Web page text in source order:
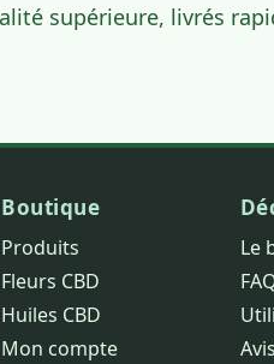
supérieure, livrés
Boutique
Produits
Fleurs CBD
Huiles CBD
Mon compte
Le